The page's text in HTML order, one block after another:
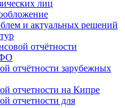
лиц
и актуальных решений
отчётности
отчётности зарубежных
отчетности на Кипре
отчетности для